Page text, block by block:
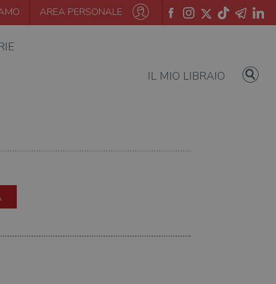
AREA PERSONALE
IL MIO LIBRAIO